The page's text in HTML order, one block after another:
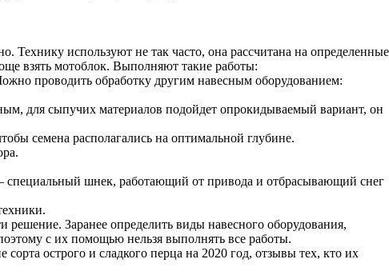
Технику используют не так часто, она рассчитана на определенные
взять мотоблок. Выполняют такие работы:
проводить обработку другим навесным оборудованием:
для сыпучих материалов подойдет опрокидываемый вариант, он
семена располагались на оптимальной глубине.
специальный шнек, работающий от привода и отбрасывающий снег
Заранее определить виды навесного оборудования,
с их помощью нельзя выполнять все работы.
острого и сладкого перца на 2020 год, отзывы тех, кто их